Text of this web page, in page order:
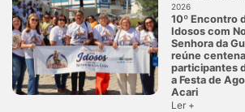
2026
10º Encontro
Idosos com
Senhora da
reúne
participantes
a Festa de
Acari
Ler +